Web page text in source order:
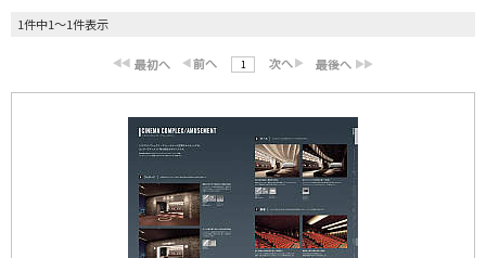
1件中1～1件表示
1